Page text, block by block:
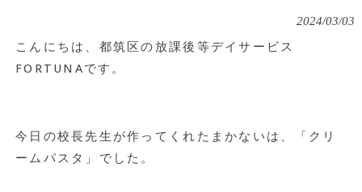
2024/03/03
こんにちは、都筑区の放課後等デイサービス
FORTUNAです。
今日の校長先生が作ってくれたまかないは、「クリ
ームパスタ」でした。